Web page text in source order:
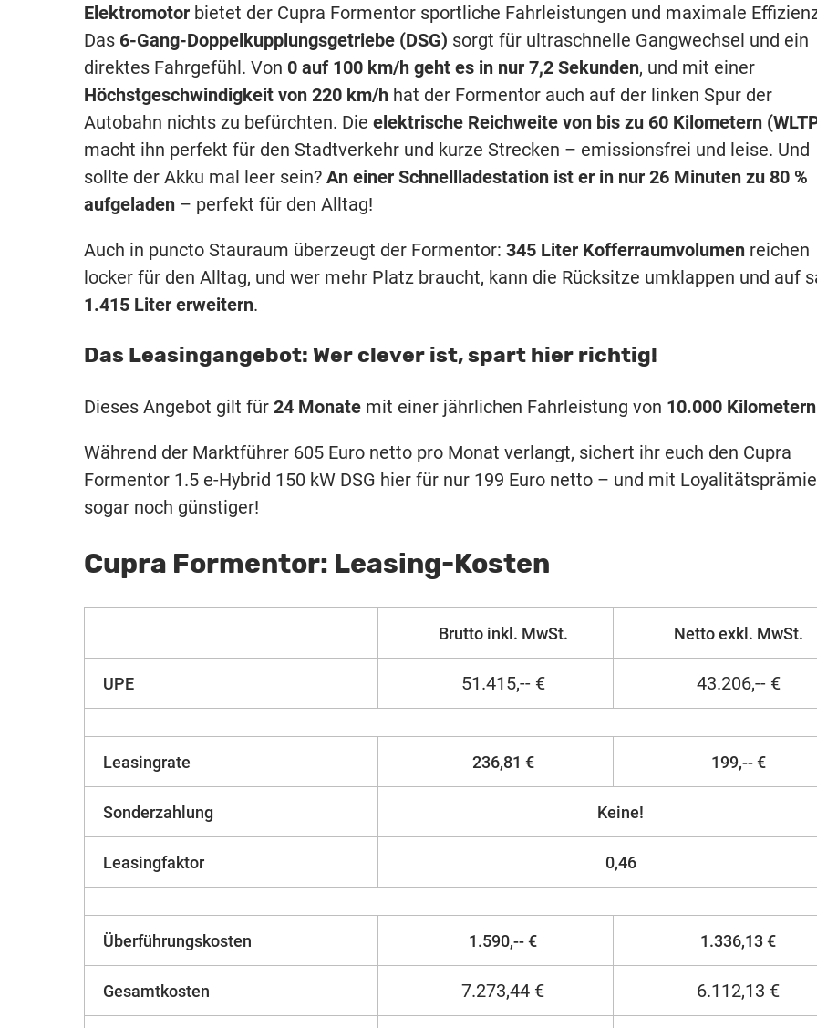
Elektromotor bietet der Cupra Formentor sportliche Fahrleistungen und maximale
Das 6-Gang-Doppelkupplungsgetriebe (DSG) sorgt für ultraschnelle Gangwechsel und ein
direktes Fahrgefühl. Von 0 auf 100 km/h geht es in nur 7,2 Sekunden, und mit einer
Höchstgeschwindigkeit von 220 km/h hat der Formentor auch auf der linken Spur der
Autobahn nichts zu befürchten. Die elektrische Reichweite von bis zu 60 Kilometern
macht ihn perfekt für den Stadtverkehr und kurze Strecken – emissionsfrei und leise. Und
sollte der Akku mal leer sein? An einer Schnellladestation ist er in nur 26 Minuten zu 80 %
aufgeladen – perfekt für den Alltag!
Auch in puncto Stauraum überzeugt der Formentor: 345 Liter Kofferraumvolumen reichen
locker für den Alltag, und wer mehr Platz braucht, kann die Rücksitze umklappen und auf
1.415 Liter erweitern.
Das Leasingangebot: Wer clever ist, spart hier richtig!
Dieses Angebot gilt für 24 Monate mit einer jährlichen Fahrleistung von 10.000 Kilometern
Während der Marktführer 605 Euro netto pro Monat verlangt, sichert ihr euch den Cupra
Formentor 1.5 e-Hybrid 150 kW DSG hier für nur 199 Euro netto – und mit Loyalitätsprämie
sogar noch günstiger!
Cupra Formentor: Leasing-Kosten
Brutto inkl. MwSt. Netto exkl. MwSt.
UPE 51.415,-- € 43.206,-- €
Leasingrate 236,81 € 199,-- €
Sonderzahlung Keine!
Leasingfaktor 0,46
Überführungskosten 1.590,-- € 1.336,13 €
Gesamtkosten 7.273,44 € 6.112,13 €